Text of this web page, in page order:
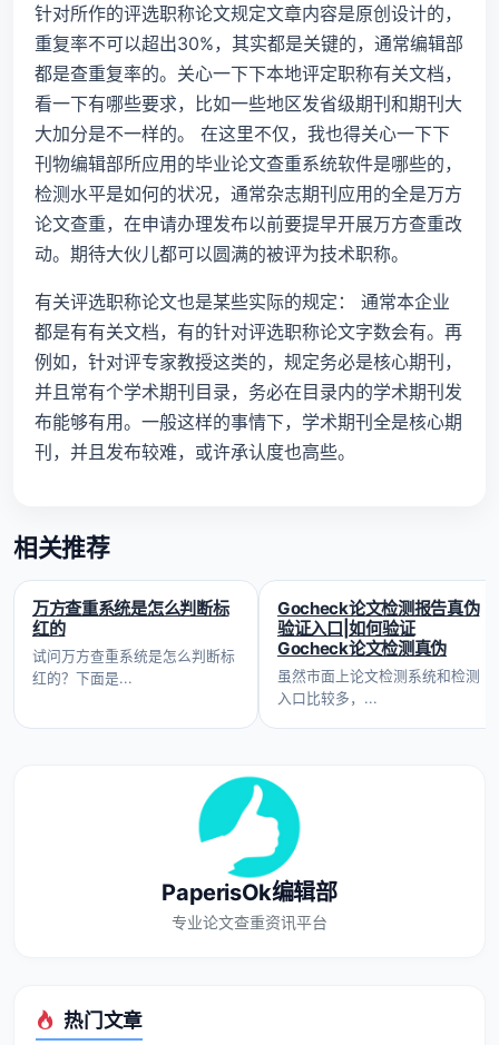
针对所作的评选职称论文规定文章内容是原创设计的，
重复率不可以超出30%，其实都是关键的，通常编辑部
都是查重复率的。关心一下下本地评定职称有关文档，
看一下有哪些要求，比如一些地区发省级期刊和期刊大
大加分是不一样的。 在这里不仅，我也得关心一下下
刊物编辑部所应用的毕业论文查重系统软件是哪些的，
检测水平是如何的状况，通常杂志期刊应用的全是万方
论文查重，在申请办理发布以前要提早开展万方查重改
动。期待大伙儿都可以圆满的被评为技术职称。
有关评选职称论文也是某些实际的规定： 通常本企业
都是有有关文档，有的针对评选职称论文字数会有。再
例如，针对评专家教授这类的，规定务必是核心期刊，
并且常有个学术期刊目录，务必在目录内的学术期刊发
布能够有用。一般这样的事情下，学术期刊全是核心期
刊，并且发布较难，或许承认度也高些。
相关推荐
万方查重系统是怎么判断标
红的
试问万方查重系统是怎么判断标
红的？下面是...
Gocheck论文检测报告真伪
验证入口|如何验证
Gocheck论文检测真伪
虽然市面上论文检测系统和检测
入口比较多，...
PaperisOk编辑部
专业论文查重资讯平台
热门文章